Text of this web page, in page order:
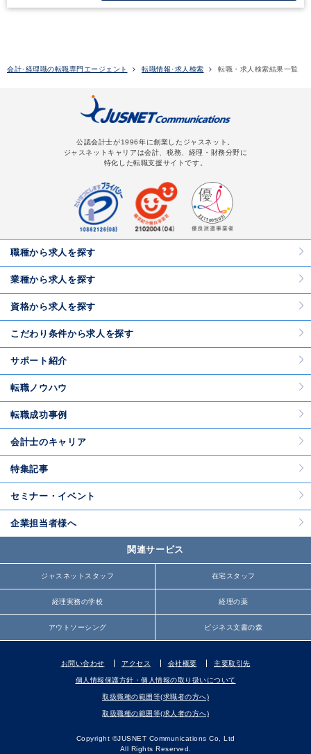
ので、その場合、案件が発生次第のご案内となりますので予めご了
会計･経理職の転職専門エージェント 転職情報･求人検索 転職・求人検索結果一覧
公認会計士が1996年に創業したジャスネット。
ジャスネットキャリアは会計、税務、経理・財務分野に
特化した転職支援サイトです。
職種から求人を探す
業種から求人を探す
資格から求人を探す
こだわり条件から求人を探す
サポート紹介
転職ノウハウ
転職成功事例
会計士のキャリア
特集記事
セミナー・イベント
企業担当者様へ
関連サービス
ジャスネットスタッフ 在宅スタッフ
経理実務の学校 経理の薬
アウトソーシング ビジネス文書の森
お問い合わせ アクセス 会社概要 主要取引先
個人情報保護方針・個人情報の取り扱いについて
取扱職種の範囲等(求職者の方へ)
取扱職種の範囲等(求人者の方へ)
Copyright ©JUSNET Communications Co, Ltd
All Rights Reserved.